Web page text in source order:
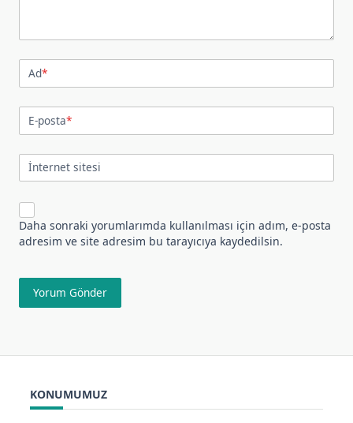
Ad*
E-posta*
İnternet sitesi
Daha sonraki yorumlarımda kullanılması için adım, e-posta
adresim ve site adresim bu tarayıcıya kaydedilsin.
KONUMUMUZ